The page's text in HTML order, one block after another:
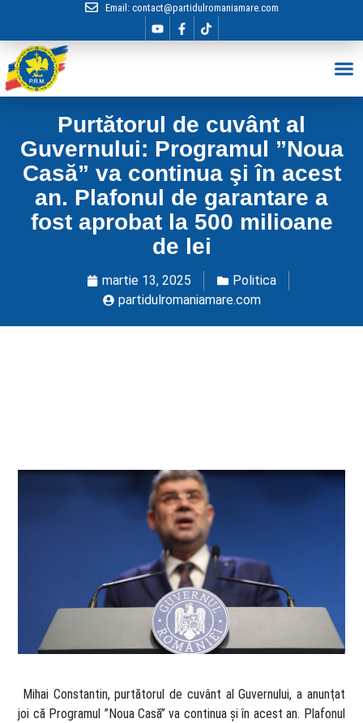
Email: contact@partidulromaniamare.com
Purtătorul de cuvânt al
Guvernului: Programul ”Noua
Casă” va continua şi în acest
an. Plafonul de garantare a
fost aprobat la 500 milioane
de lei
martie 13, 2025
Politica
partidulromaniamare.com
​ Mihai Constantin, purtătorul de cuvânt al Guvernului, a anunţat
joi că Programul ”Noua Casă” va continua şi în acest an. Plafonul